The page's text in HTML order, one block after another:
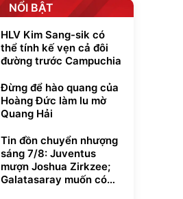
NỔI BẬT
HLV Kim Sang-sik có
thể tính kế vẹn cả đôi
đường trước Campuchia
Đừng để hào quang của
Hoàng Đức làm lu mờ
Quang Hải
Tin đồn chuyển nhượng
sáng 7/8: Juventus
mượn Joshua Zirkzee;
Galatasaray muốn có